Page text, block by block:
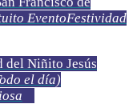
EventoFestividad
del Niñito Jesús
el día)